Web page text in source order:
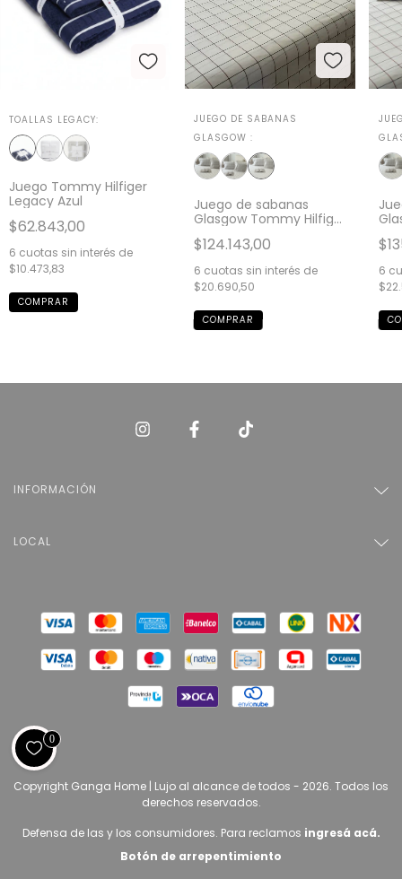
TOALLAS LEGACY:
Juego Tommy Hilfiger
Legacy Azul
$62.843,00
6 cuotas sin interés de
$10.473,83
JUEGO DE SABANAS
GLASGOW :
Juego de sabanas
Glasgow Tommy Hilfiger
Full
$124.143,00
6 cuotas sin interés de
$20.690,50
6
INFORMACIÓN
LOCAL
Copyright Ganga Home | Lujo al alcance de todos - 2026. Todos los
derechos reservados.
Defensa de las y los consumidores. Para reclamos ingresá acá.
Botón de arrepentimiento
0